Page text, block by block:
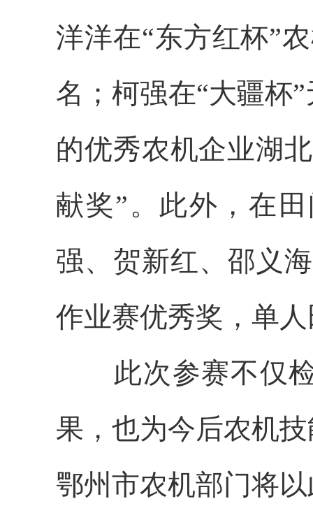
洋洋在“东方红杯”
名；柯强在“大疆杯
的优秀农机企业湖
献奖”。此外，在
强、贺新红、邵义
作业赛优秀奖，单
此次参赛不仅
果，也为今后农机
鄂州市农机部门将